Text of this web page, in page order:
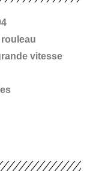
vitesse